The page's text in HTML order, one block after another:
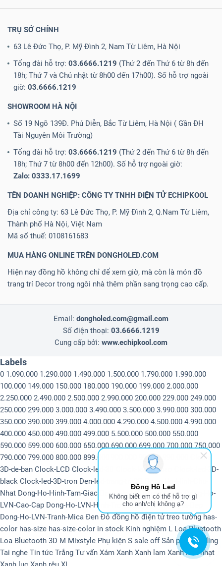
TRỤ SỞ CHÍNH
63 Lê Đức Thọ, P. Mỹ Đình 2, Nam Từ Liêm, Hà Nội
Tổng đài hỗ trợ: 03.6666.1219 (Thứ 2 đến Thứ 6 từ 8h đến
18h; Thứ 7 và Chủ nhật từ 8h00 đến 17h00). Số hỗ trợ ngoài
giờ: 03.6666.1219
SHOWROOM HÀ NỘI
Số 19 Ngõ 139Đ. Phú Diễn, Bắc Từ Liêm, Hà Nội ( Gần ĐH
Tài Nguyên Môi Trường)
Tổng đài hỗ trợ: 03.6666.1219 (Thứ 2 đến Thứ 6 từ 8h đến
18h; Thứ 7 từ 8h00 đến 12h00). Số hỗ trợ ngoài giờ:
Zalo: 0333.17.1699
TÊN DOANH NGHIỆP: CÔNG TY TNHH ĐIỆN TỬ ECHIPKOOL
Địa chỉ công ty: 63 Lê Đức Thọ, P. Mỹ Đình 2, Q.Nam Từ Liêm,
Thành phố Hà Nội, Việt Nam
Mã số thuế: 0108161683
MUA HÀNG ONLINE TRÊN DONGHOLED.COM
Hiện nay đồng hồ không chỉ để xem giờ, mà còn là món đồ
trang trí Decor trong ngôi nhà thêm phần sang trọng cao cấp.
Email: dongholed.com@gmail.com
Số điện thoại: 03.6666.1219
Cung cấp bởi: www.echipkool.com
Labels
0 1.090.000 1.290.000 1.490.000 1.500.000 1.790.000 1.990.000
100.000 149.000 150.000 180.000 190.000 199.000 2.000.000
2.250.000 2.490.000 2.500.000 2.990.000 200.000 229.000 249.000
250.000 299.000 3.000.000 3.490.000 3.500.000 3.990.000 300.000
350.000 390.000 399.000 4.000.000 4.290.000 4.500.000 4.990.000
400.000 450.000 490.000 499.000 5.500.000 500.000 550.000
590.000 599.000 600.000 650.000 690.000 699.000 700.000 750.000
790.000 799.000 800.000 899.000 99.000
Clock-
3D-de-ban Clock-LCD Clock-led-3D Clock-led-3D-6so
Clock-led-3D-
black Clock-led-3D-tron Den-led-trang-tri-3D
Nhat Dong-Ho-Hinh-Tam-Giac Dong-Ho-LCD-Treo-tuong Dong-Ho-
LVN-Cao-Cap Dong-Ho-LVN-Hinh-Tron Dong-Ho-LVN-Nha-Dep
Dong-Ho-LVN-Tranh-Mica Đen Đỏ đồng hồ điện tử treo tường has-
color has-size has-size-color in stock Kinh nghiệm L Loa Bluetooth
Loa Bluetooth 3D M Mixstyle Phụ kiện S sale off Sản phẩm selling
Tai nghe Tin tức Trắng Tư vấn Xám Xanh Xanh lam Xanh lam nhạt
Đồng Hồ Led
Không biết em có thể hỗ trợ gì
cho anh/chị không ạ?